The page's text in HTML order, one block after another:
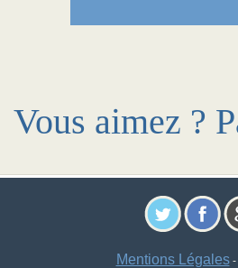
Vous aimez ?
Mentions Légales-